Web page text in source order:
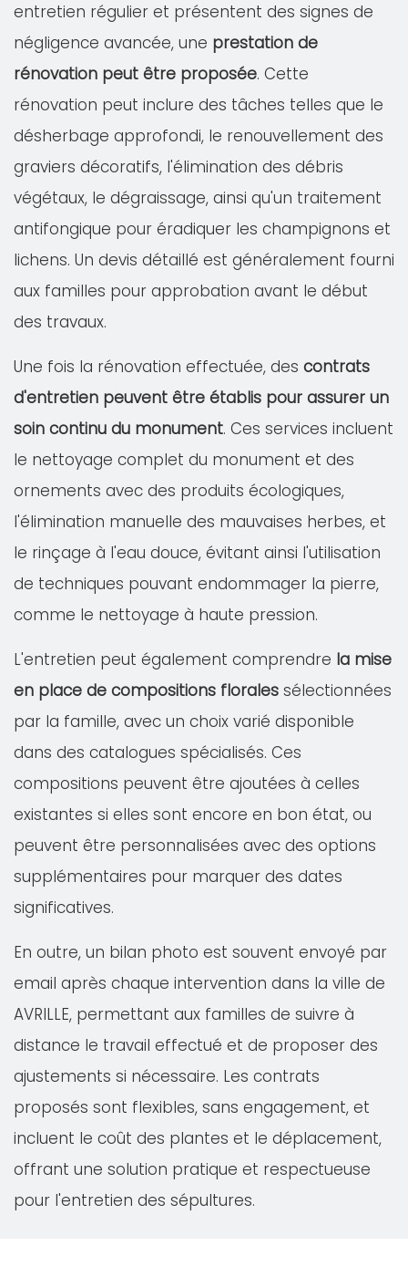
entretien régulier et présentent des signes de
négligence avancée, une prestation de
rénovation peut être proposée. Cette
rénovation peut inclure des tâches telles que le
désherbage approfondi, le renouvellement des
graviers décoratifs, l'élimination des débris
végétaux, le dégraissage, ainsi qu'un traitement
antifongique pour éradiquer les champignons et
lichens. Un devis détaillé est généralement fourni
aux familles pour approbation avant le début
des travaux.
Une fois la rénovation effectuée, des contrats
d'entretien peuvent être établis pour assurer un
soin continu du monument. Ces services incluent
le nettoyage complet du monument et des
ornements avec des produits écologiques,
l'élimination manuelle des mauvaises herbes, et
le rinçage à l'eau douce, évitant ainsi l'utilisation
de techniques pouvant endommager la pierre,
comme le nettoyage à haute pression.
L'entretien peut également comprendre la mise
en place de compositions florales sélectionnées
par la famille, avec un choix varié disponible
dans des catalogues spécialisés. Ces
compositions peuvent être ajoutées à celles
existantes si elles sont encore en bon état, ou
peuvent être personnalisées avec des options
supplémentaires pour marquer des dates
significatives.
En outre, un bilan photo est souvent envoyé par
email après chaque intervention dans la ville de
AVRILLE, permettant aux familles de suivre à
distance le travail effectué et de proposer des
ajustements si nécessaire. Les contrats
proposés sont flexibles, sans engagement, et
incluent le coût des plantes et le déplacement,
offrant une solution pratique et respectueuse
pour l'entretien des sépultures.